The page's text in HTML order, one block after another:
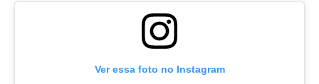
Ver essa foto no Instagram